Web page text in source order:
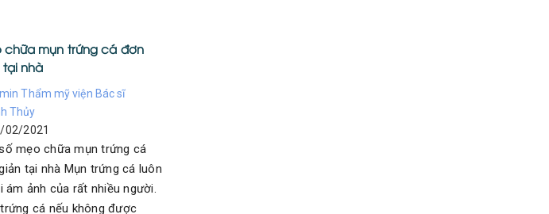
chữa mụn trứng cá đơn
tại nhà
Thẩm mỹ viện Bác sĩ
Thủy
02/2021
mẹo chữa mụn trứng cá
tại nhà Mụn trứng cá luôn
ám ảnh của rất nhiều người.
cá nếu không được